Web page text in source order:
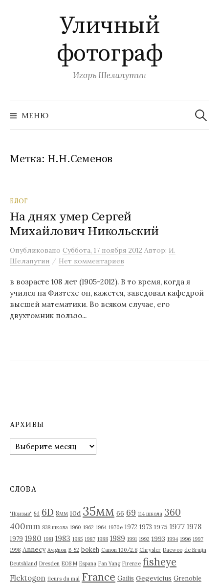
к
с
р
м
о
м
Уличный
фотограф
Игорь Шелапутин
МЕНЮ а
й
Метка: Н.Н.Семенов
БЛОГ
На днях умер Сергей
Михайлович Никольский
Опубликовано Суббота, 17 ноября 2012 Автор: И.
Шелапутин / Нет комментариев
в возрасте 108 лет (1905-2012). В то время, когда я
учился на Физтехе он, кажется, заведовал кафедрой
высшей математики. Во всяком случае, его
двухтомник пользо...
АРХИВЫ
р
в
СЛОВА
"Призыв" 5d 6D 8мм 10d 35мм 66 69 114 школа 360
400mm 838 школа 1960 1962 1964 1970е 1972 1973 1975 1977 1978
1979 1980 1981 1983 1985 1987 1988 1989 1991 1992 1993 1994 1996 1997
1998 Annecy Avignon B-52 bokeh Canon 100/2.8 Chrysler Daewoo de Bruijn
Deutshland Dresden EOS M Espana Fan Yang Firenze fisheye
Flektogon fleurs du mal France Gailis Gegevicius Grenoble